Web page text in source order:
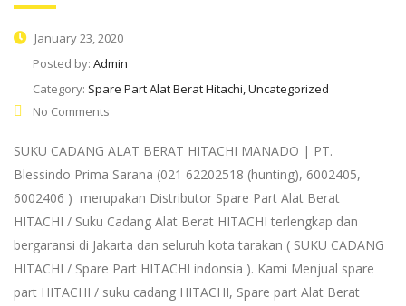
January 23, 2020
Posted by: Admin
Category: Spare Part Alat Berat Hitachi, Uncategorized
No Comments
SUKU CADANG ALAT BERAT HITACHI MANADO | PT.
Blessindo Prima Sarana (021 62202518 (hunting), 6002405,
6002406 ) merupakan Distributor Spare Part Alat Berat
HITACHI / Suku Cadang Alat Berat HITACHI terlengkap dan
bergaransi di Jakarta dan seluruh kota tarakan ( SUKU CADANG
HITACHI / Spare Part HITACHI indonsia ). Kami Menjual spare
part HITACHI / suku cadang HITACHI, Spare part Alat Berat